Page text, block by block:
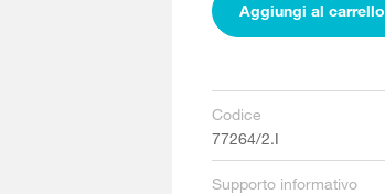
Aggiungi al carrello
Codice
77264/2.I
Supporto informativo